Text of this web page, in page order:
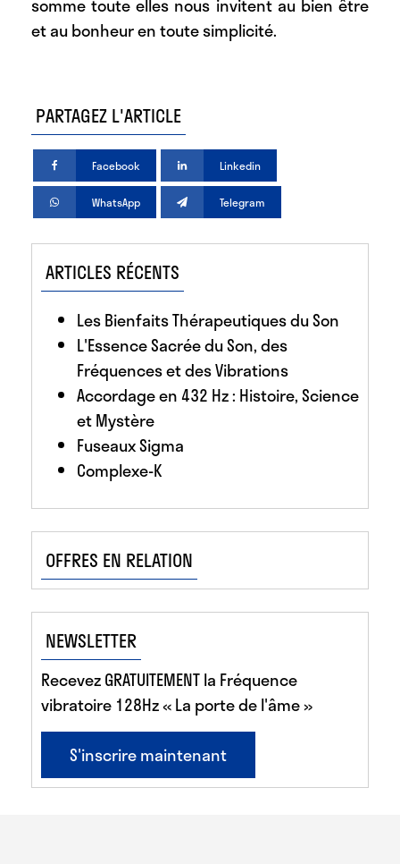
somme toute elles nous invitent au bien être
et au bonheur en toute simplicité.
PARTAGEZ L'ARTICLE
Facebook Linkedin
WhatsApp Telegram
ARTICLES RÉCENTS
Les Bienfaits Thérapeutiques du Son
L'Essence Sacrée du Son, des
Fréquences et des Vibrations
Accordage en 432 Hz : Histoire, Science
et Mystère
Fuseaux Sigma
Complexe-K
OFFRES EN RELATION
NEWSLETTER
Recevez GRATUITEMENT la Fréquence
vibratoire 128Hz « La porte de l'âme »
S'inscrire maintenant